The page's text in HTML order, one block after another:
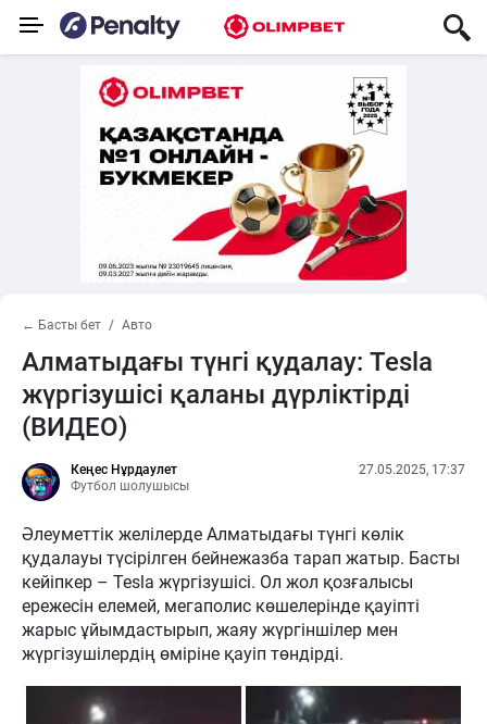
← Басты бет Авто
Алматыдағы түнгі қудалау: Tesla
жүргізушісі қаланы дүрліктірді
(ВИДЕО)
Кеңес Нұрдаулет
Футбол шолушысы
27.05.2025, 17:37
Әлеуметтік желілерде Алматыдағы түнгі көлік
қудалауы түсірілген бейнежазба тарап жатыр. Басты
кейіпкер – Tesla жүргізушісі. Ол жол қозғалысы
ережесін елемей, мегаполис көшелерінде қауіпті
жарыс ұйымдастырып, жаяу жүргіншілер мен
жүргізушілердің өміріне қауіп төндірді.